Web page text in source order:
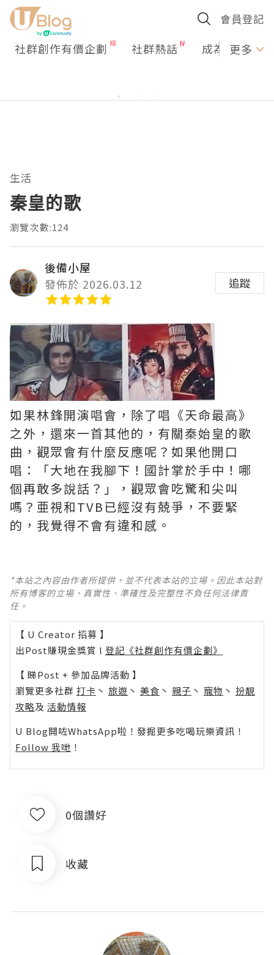
會員登記
社群創作有價企劃 社群熱話 成為U更多
生活
秦皇的歌
瀏覽次數:124
後備小屋
發佈於 2026.03.12
追蹤
如果林鋒開演唱會，除了唱《天命最高》
之外，還來一首其他的，有關秦始皇的歌
曲，觀眾會有什麼反應呢？如果他開口
唱：「大地在我腳下！國計掌於手中！哪
個再敢多說話？」，觀眾會吃驚和尖叫
嗎？亜視和TVB已經沒有兢爭，不要緊
的，我覺得不會有違和感。 ​​​
*本站之內容由作者所提供，並不代表本站的立場。因此本站對
所有博客的立場、真實性、準確性及完整性不負任何法律責
任。
【 U Creator 招募 】
出Post賺現金獎賞 l 登記《社群創作有價企劃》
【 睇Post + 參加品牌活動 】
瀏覽更多社群 打卡 丶 旅遊 丶 美食 丶 親子 丶 寵物 丶 扮靚
攻略及 活動情報
U Blog開咗WhatsApp啦！發掘更多吃喝玩樂資訊！
Follow 我哋 ！
0個讚好
收藏